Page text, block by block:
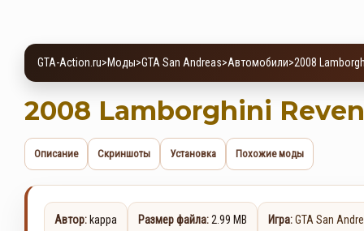
GTA-Action.ru>Моды>GTA San Andreas>Автомобили>2008
2008 Lamborghini
Описание Скриншоты Установка Похожие моды
Автор: kappa Размер файла: 2.99 MB Игра:GTA San